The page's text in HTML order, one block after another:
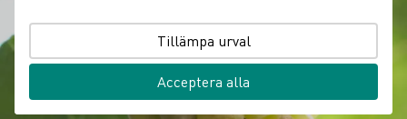
Tillämpa urval
Acceptera alla